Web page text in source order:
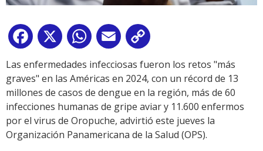
Facebook
X WhatsApp
Email
Link
Las enfermedades infecciosas fueron los retos "más
graves" en las Américas en 2024, con un récord de 13
millones de casos de dengue en la región, más de 60
infecciones humanas de gripe aviar y 11.600 enfermos
por el virus de Oropuche, advirtió este jueves la
Organización Panamericana de la Salud (OPS).